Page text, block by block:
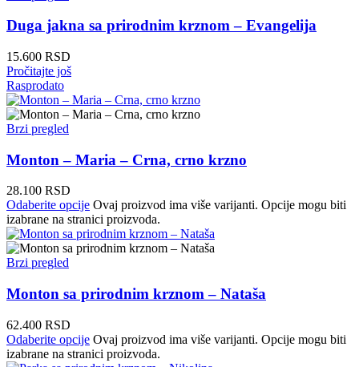
Duga jakna sa prirodnim krznom – Evangelija
15.600 RSD
Pročitajte još
Rasprodato
Brzi pregled
Monton – Maria – Crna, crno krzno
28.100 RSD
Odaberite opcije Ovaj proizvod ima više varijanti. Opcije mogu biti
izabrane na stranici proizvoda.
Brzi pregled
Monton sa prirodnim krznom – Nataša
62.400 RSD
Odaberite opcije Ovaj proizvod ima više varijanti. Opcije mogu biti
izabrane na stranici proizvoda.